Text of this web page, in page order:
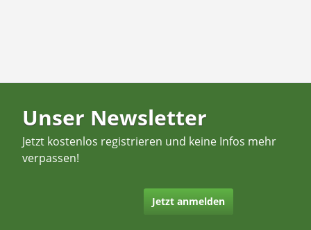
Unser Newsletter
Jetzt kostenlos registrieren und keine Infos mehr
verpassen!
Jetzt anmelden